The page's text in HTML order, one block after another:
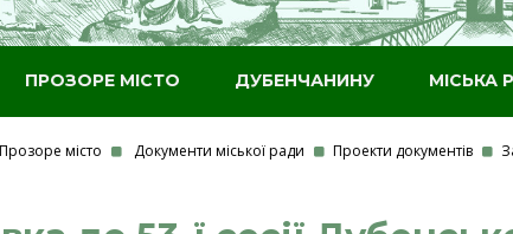
ПРОЗОРЕ МІСТО ДУБЕНЧАНИНУ МІСЬКА
Прозоре місто Документи міської ради Проекти документів